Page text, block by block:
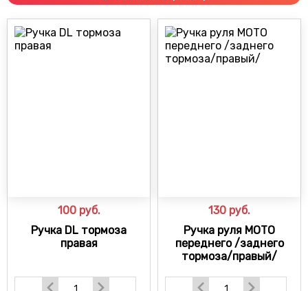
100 руб.
Ручка DL тормоза
правая
130 руб.
Ручка руля МОТО
переднего /заднего
тормоза/правый/